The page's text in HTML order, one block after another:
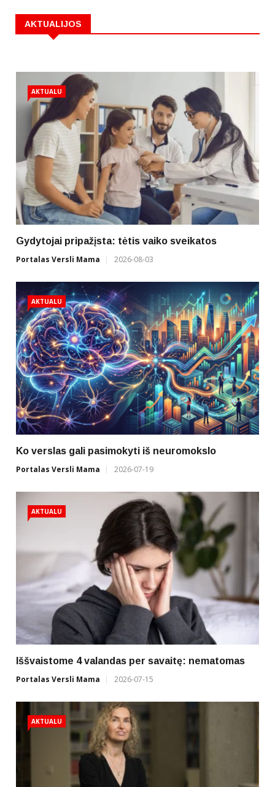
AKTUALIJOS
AKTUALU
Gydytojai pripažįsta: tėtis vaiko sveikatos
Portalas Versli Mama
2026-08-03
AKTUALU
Ko verslas gali pasimokyti iš neuromokslo
Portalas Versli Mama
2026-07-19
AKTUALU
Iššvaistome 4 valandas per savaitę: nematomas
Portalas Versli Mama
2026-07-15
AKTUALU